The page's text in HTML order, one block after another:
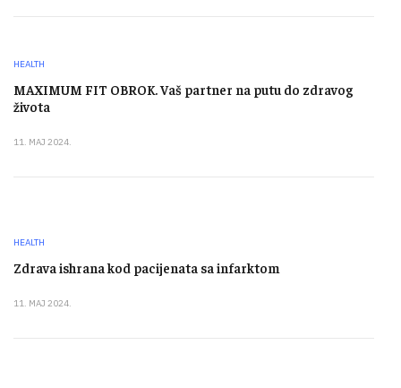
HEALTH
MAXIMUM FIT OBROK. Vaš partner na putu do zdravog
života
11. MAJ 2024.
HEALTH
Zdrava ishrana kod pacijenata sa infarktom
11. MAJ 2024.